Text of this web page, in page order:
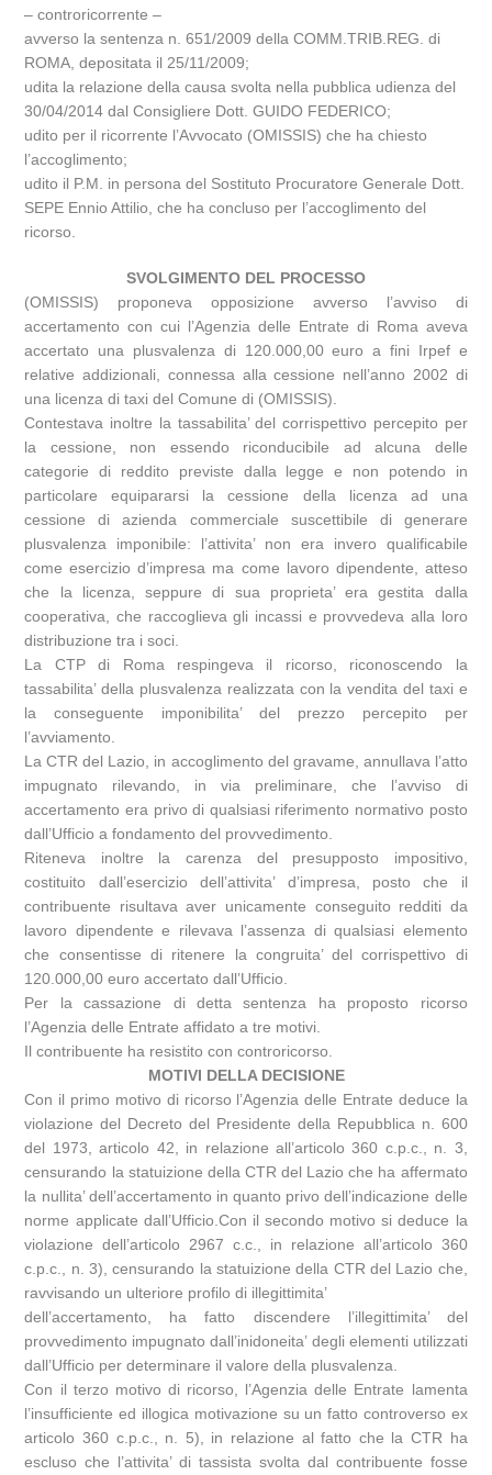
– controricorrente –
avverso la sentenza n. 651/2009 della COMM.TRIB.REG. di
ROMA, depositata il 25/11/2009;
udita la relazione della causa svolta nella pubblica udienza del
30/04/2014 dal Consigliere Dott. GUIDO FEDERICO;
udito per il ricorrente l’Avvocato (OMISSIS) che ha chiesto
l’accoglimento;
udito il P.M. in persona del Sostituto Procuratore Generale Dott.
SEPE Ennio Attilio, che ha concluso per l’accoglimento del
ricorso.
SVOLGIMENTO DEL PROCESSO
(OMISSIS) proponeva opposizione avverso l’avviso di
accertamento con cui l’Agenzia delle Entrate di Roma aveva
accertato una plusvalenza di 120.000,00 euro a fini Irpef e
relative addizionali, connessa alla cessione nell’anno 2002 di
una licenza di taxi del Comune di (OMISSIS).
Contestava inoltre la tassabilita’ del corrispettivo percepito per
la cessione, non essendo riconducibile ad alcuna delle
categorie di reddito previste dalla legge e non potendo in
particolare equipararsi la cessione della licenza ad una
cessione di azienda commerciale suscettibile di generare
plusvalenza imponibile: l’attivita’ non era invero qualificabile
come esercizio d’impresa ma come lavoro dipendente, atteso
che la licenza, seppure di sua proprieta’ era gestita dalla
cooperativa, che raccoglieva gli incassi e provvedeva alla loro
distribuzione tra i soci.
La CTP di Roma respingeva il ricorso, riconoscendo la
tassabilita’ della plusvalenza realizzata con la vendita del taxi e
la conseguente imponibilita’ del prezzo percepito per
l’avviamento.
La CTR del Lazio, in accoglimento del gravame, annullava l’atto
impugnato rilevando, in via preliminare, che l’avviso di
accertamento era privo di qualsiasi riferimento normativo posto
dall’Ufficio a fondamento del provvedimento.
Riteneva inoltre la carenza del presupposto impositivo,
costituito dall’esercizio dell’attivita’ d’impresa, posto che il
contribuente risultava aver unicamente conseguito redditi da
lavoro dipendente e rilevava l’assenza di qualsiasi elemento
che consentisse di ritenere la congruita’ del corrispettivo di
120.000,00 euro accertato dall’Ufficio.
Per la cassazione di detta sentenza ha proposto ricorso
l’Agenzia delle Entrate affidato a tre motivi.
Il contribuente ha resistito con controricorso.
MOTIVI DELLA DECISIONE
Con il primo motivo di ricorso l’Agenzia delle Entrate deduce la
violazione del Decreto del Presidente della Repubblica n. 600
del 1973, articolo 42, in relazione all’articolo 360 c.p.c., n. 3,
censurando la statuizione della CTR del Lazio che ha affermato
la nullita’ dell’accertamento in quanto privo dell’indicazione delle
norme applicate dall’Ufficio.Con il secondo motivo si deduce la
violazione dell’articolo 2967 c.c., in relazione all’articolo 360
c.p.c., n. 3), censurando la statuizione della CTR del Lazio che,
ravvisando un ulteriore profilo di illegittimita’
dell’accertamento, ha fatto discendere l’illegittimita’ del
provvedimento impugnato dall’inidoneita’ degli elementi utilizzati
dall’Ufficio per determinare il valore della plusvalenza.
Con il terzo motivo di ricorso, l’Agenzia delle Entrate lamenta
l’insufficiente ed illogica motivazione su un fatto controverso ex
articolo 360 c.p.c., n. 5), in relazione al fatto che la CTR ha
escluso che l’attivita’ di tassista svolta dal contribuente fosse